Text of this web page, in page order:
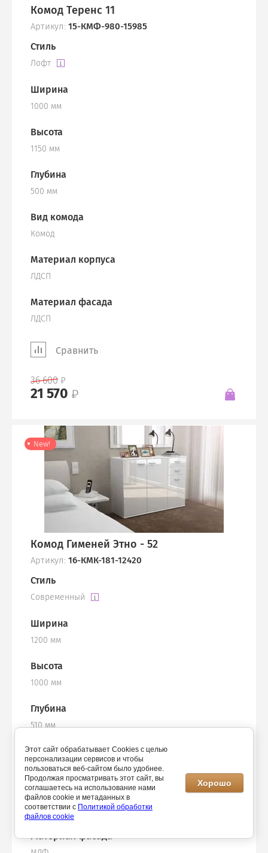
Комод Теренс 11
Артикул: 15-КМФ-980-15985
Стиль
Лофт
Ширина
1000 мм
Высота
1150 мм
Глубина
500 мм
Вид комода
Комод
Материал корпуса
ЛДСП
Материал фасада
ЛДСП
Сравнить
36 600
21 570
New!
Комод Гименей Этно - 52
Артикул: 16-КМК-181-12420
Стиль
Современный
Ширина
1200 мм
Высота
1000 мм
Глубина
510 мм
Вид комода
Комод
Материал корпуса
ЛДСП
Материал фасада
Этот сайт обрабатывает Cookies с целью
персонализации сервисов и чтобы
пользоваться веб-сайтом было удобнее.
Продолжая просматривать этот сайт, вы
соглашаетесь на использование нами
файлов cookie и метаданных в
соответствии с Политикой обработки
файлов cookie
Хорошо